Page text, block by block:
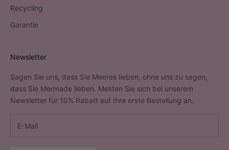
Recycling
Garantie
Newsletter
Sagen Sie uns, dass Sie Meeres lieben, ohne uns zu sagen,
dass Sie Mermade lieben. Melden Sie sich bei unserem
Newsletter für 10% Rabatt auf Ihre erste Bestellung an.